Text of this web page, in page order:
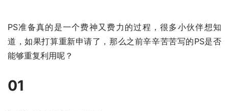
PS准备真的是一个费神又费力的过程，很多小伙伴想知
道，如果打算重新申请了，那么之前辛辛苦苦写的PS是否
能够重复利用呢？
01